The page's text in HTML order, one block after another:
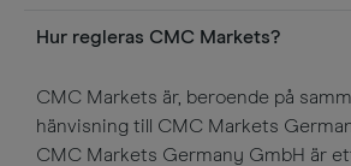
Hur regleras CMC Markets?
CMC Markets är, beroende på
hänvisning till CMC Markets
CMC Markets Germany GmbH är